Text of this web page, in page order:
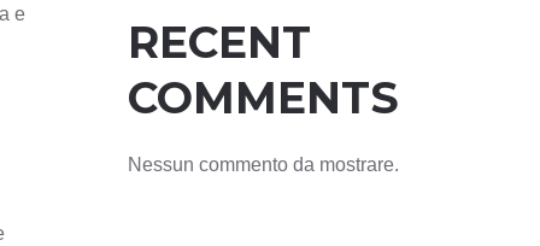
e
RECENT
COMMENTS
Nessun commento da mostrare.